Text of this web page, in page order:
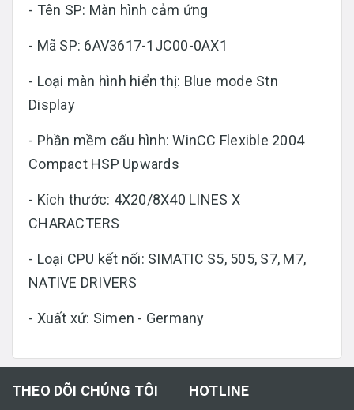
- Tên SP: Màn hình cảm ứng
- Mã SP: 6AV3617-1JC00-0AX1
- Loại màn hình hiển thị: Blue mode Stn
Display
- Phần mềm cấu hình: WinCC Flexible 2004
Compact HSP Upwards
- Kích thước: 4X20/8X40 LINES X
CHARACTERS
- Loại CPU kết nối: SIMATIC S5, 505, S7, M7,
NATIVE DRIVERS
- Xuất xứ: Simen - Germany
THEO DÕI CHÚNG TÔI HOTLINE